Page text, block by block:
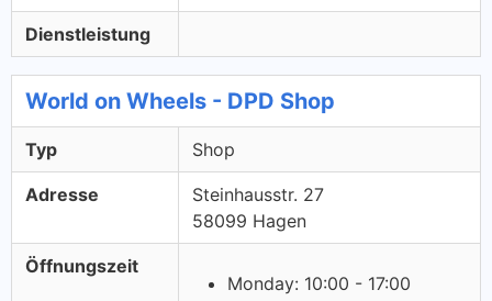
Dienstleistung
World on Wheels - DPD Shop
Typ Shop
Adresse
Steinhausstr. 27
58099 Hagen
Öffnungszeit
Monday: 10:00 - 17:00